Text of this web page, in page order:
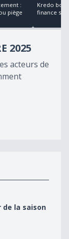
:
piège
Kredo
finance
2025
acteurs de
de la saison